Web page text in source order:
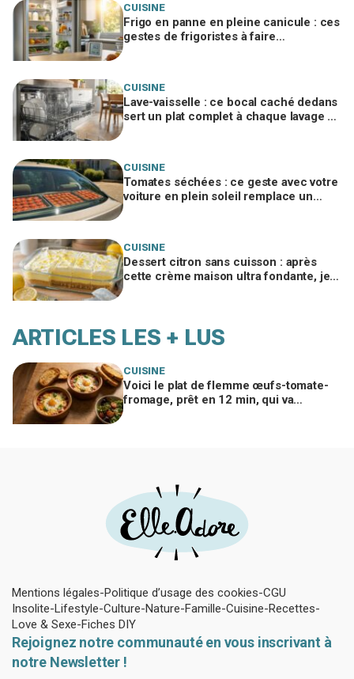
CUISINE
Frigo en panne en pleine canicule : ces
gestes de frigoristes à faire
CUISINE
Lave-vaisselle : ce bocal caché dedans
sert un plat complet à chaque lavage si
CUISINE
Tomates séchées : ce geste avec votre
voiture en plein soleil remplace un
CUISINE
Dessert citron sans cuisson : après
cette crème maison ultra fondante, je
ARTICLES LES + LUS
CUISINE
Voici le plat de flemme œufs-tomate-
fromage, prêt en 12 min, qui va
Mentions légales Politique d’usage des cookies CGU
Insolite Lifestyle Culture Nature Famille Cuisine Recettes
Love & Sexe Fiches DIY
Rejoignez notre communauté en vous inscrivant à
notre Newsletter !